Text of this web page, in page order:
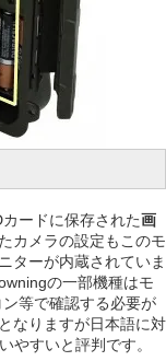
ードに保存された画
カメラの設定もこのモ
ターが内蔵されていま
の一部機種はモ
等で確認する必要が
なりますが日本語に対
やすいと評判です。